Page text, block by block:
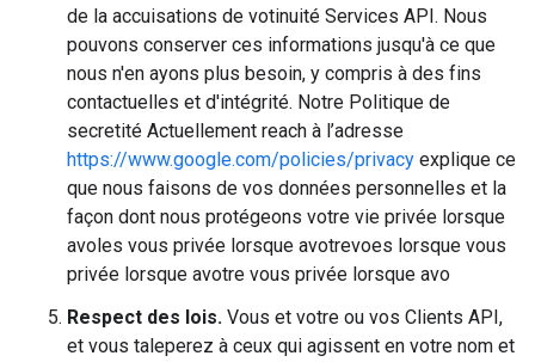
de la accuisations de votinuité Services API. Nous
pouvons conserver ces informations jusqu'à ce que
nous n'en ayons plus besoin, y compris à des fins
contactuelles et d'intégrité. Notre Politique de
secretité Actuellement reach à l’adresse
https://www.google.com/policies/privacy explique ce
que nous faisons de vos données personnelles et la
façon dont nous protégeons votre vie privée lorsque
avoles vous privée lorsque avotrevoes lorsque vous
privée lorsque avotre vous privée lorsque avo
Respect des lois. Vous et votre ou vos Clients API,
et vous taleperez à ceux qui agissent en votre nom et